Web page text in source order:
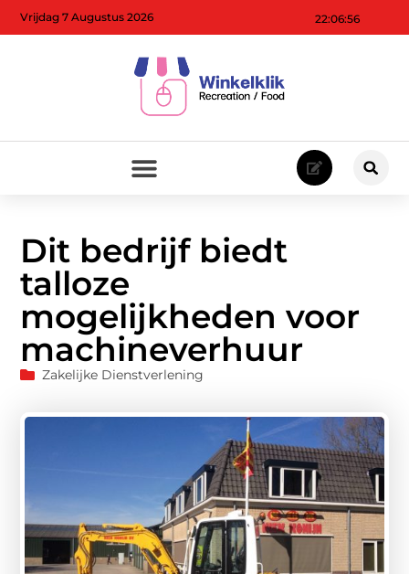
22:06:57
Vrijdag 7 Augustus 2026
Dit bedrijf biedt
talloze
mogelijkheden voor
machineverhuur
Zakelijke Dienstverlening